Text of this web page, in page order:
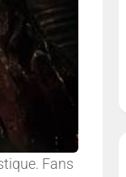
Fans